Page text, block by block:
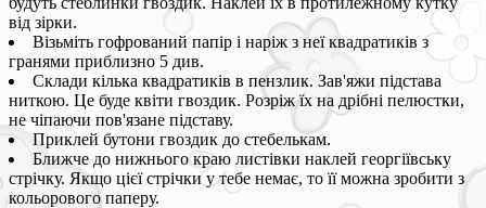
від зірки.
Візьміть гофрований папір і наріж з неї квадратиків з
гранями приблизно 5 див.
Склади кілька квадратиків в пензлик. Зав'яжи підстава
ниткою. Це буде квіти гвоздик. Розріж їх на дрібні пелюстки,
не чіпаючи пов'язане підставу.
Приклей бутони гвоздик до стебелькам.
Ближче до нижнього краю листівки наклей георгіївську
стрічку. Якщо цієї стрічки у тебе немає, то її можна зробити з
кольорового паперу.